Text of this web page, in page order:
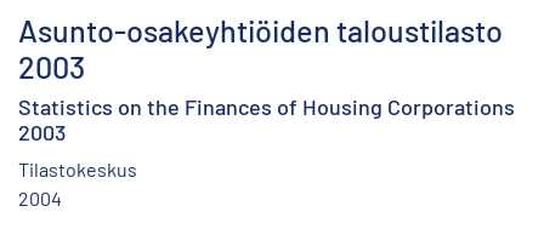
Asunto-osakeyhtiöiden taloustilasto
2003
Statistics on the Finances of Housing Corporations
2003
Tilastokeskus
2004